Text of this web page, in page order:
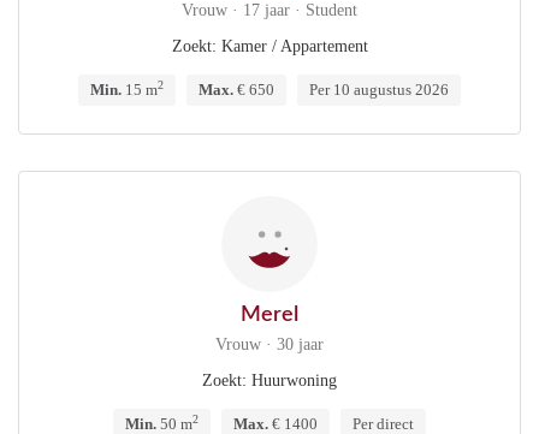
Vrouw · 17 jaar · Student
Zoekt: Kamer / Appartement
Min. 15 m2 Max. € 650 Per 10 augustus 2026
Merel
Vrouw · 30 jaar
Zoekt: Huurwoning
Min. 50 m2 Max. € 1400 Per direct